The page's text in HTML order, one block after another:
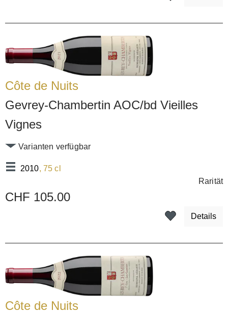
Côte de Nuits
Gevrey-Chambertin AOC/bd Vieilles
Vignes
2010, 75 cl
Varianten verfügbar
Rarität
CHF 105.00
Details
Côte de Nuits